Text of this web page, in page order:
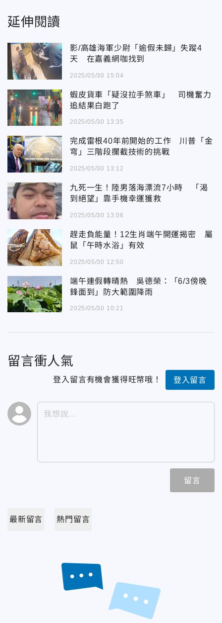
延伸閱讀
影/高雄海軍少尉「逾假未歸」失蹤4
天 在嘉義網咖找到
2025/05/30 15:04
蝦皮貨車「疑沒拉手煞車」 司機奮力
追結果白跑了
2025/05/30 13:35
完成雷根40年前開始的工作 川普「金
穹」三階段攔截技術的挑戰
2025/05/30 13:12
九死一生！陸男落海漂流7小時 「渴
到絕望」靠手機幸運獲救
2025/05/30 13:06
趕走負能量！12生肖端午開運揭密 屬
鼠「午時水浴」有效
2025/05/30 12:50
端午連假轉晴熱 吳德榮：「6/3傍晚
鋒面到」防大範圍降雨
2025/05/30 10:21
留言衝人氣
登入留言有機會獲得旺幣哦！ 登入留言
留言
最新留言 熱門留言